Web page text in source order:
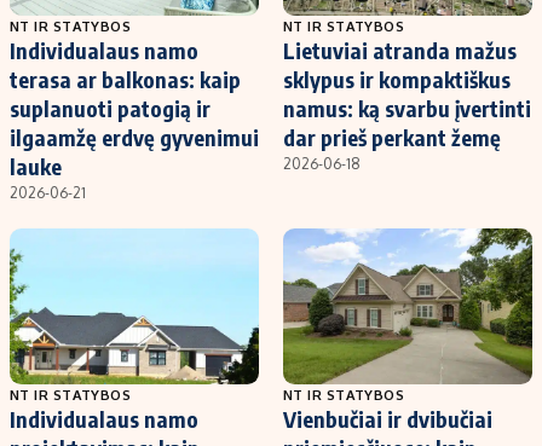
Redakcija
Apie mus
Redakcijos politika
Privatumo politika
Turinio žymėjimo taisyklės
Regionų naujienos
Indėlių palūkanos
NT IR STATYBOS
Individualaus namo
terasa ar balkonas: kaip
suplanuoti patogią ir
ilgaamžę erdvę gyvenimui
lauke
2026-06-21
NT IR STATYBOS
Lietuviai atranda mažus
sklypus ir kompaktiškus
namus: ką svarbu įvertinti
dar prieš perkant žemę
2026-06-18
NT IR STATYBOS
Individualaus namo
NT IR STATYBOS
Vienbučiai ir dvibučiai